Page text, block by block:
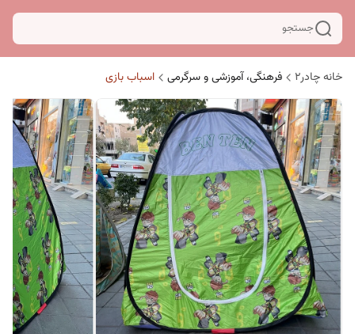
جستجو
خانه چادر۲ فرهنگی، آموزشی و سرگرمی اسباب بازی